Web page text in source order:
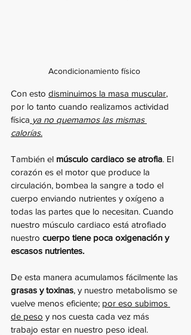
Acondicionamiento físico
Con esto disminuimos la masa muscular,
por lo tanto cuando realizamos actividad
física ya no quemamos las mismas
calorías.
También el músculo cardiaco se atrofia. El
corazón es el motor que produce la
circulación, bombea la sangre a todo el
cuerpo enviando nutrientes y oxígeno a
todas las partes que lo necesitan. Cuando
nuestro músculo cardiaco está atrofiado
nuestro cuerpo tiene poca oxigenación y
escasos nutrientes.
De esta manera acumulamos fácilmente las
grasas y toxinas, y nuestro metabolismo se
vuelve menos eficiente; por eso subimos
de peso y nos cuesta cada vez más
trabajo estar en nuestro peso ideal.